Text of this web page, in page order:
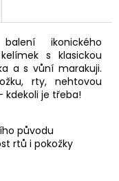
ikonického
s klasickou
a s vůní marakuji.
rty, nehtovou
kdekoli je třeba!
původu
rtů i pokožky